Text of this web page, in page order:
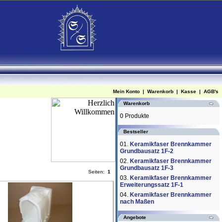
Mein Konto | Warenkorb | Kasse | AGB's
Seiten: 1
Warenkorb
0 Produkte
Bestseller
01. Keramikfaser Brennkammer
Grundbausatz 1F-2
02. Keramikfaser Brennkammer
Grundbausatz 1F-3
03. Keramikfaser Brennkammer
Erweiterungssatz 1F-1
04. Keramikfaser Brennkammer
nach Maßen
Angebote